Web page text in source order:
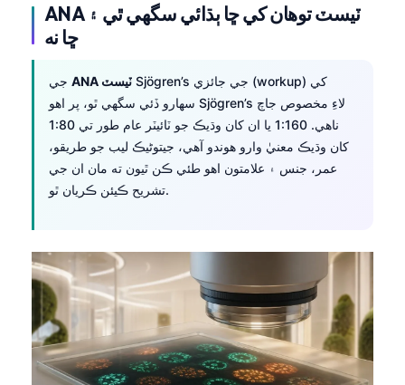
ANA ٽيسٽ توهان کي ڇا ٻڌائي سگهي ٿي ۽
ڇا نه
ANA ٽيسٽ Sjögren’s جي جائزي (workup) کي
سهارو ڏئي سگهي ٿو، پر اهو Sjögren’s لاءِ مخصوص جاچ
ناهي. 1:160 يا ان کان وڌيڪ جو ٽائيٽر عام طور تي 1:80
کان وڌيڪ معنيٰ وارو هوندو آهي، جيتوڻيڪ ليب جو طريقو،
عمر، جنس ۽ علامتون اهو طئي ڪن ٿيون ته مان ان جي
تشريح ڪيئن ڪريان ٿو.